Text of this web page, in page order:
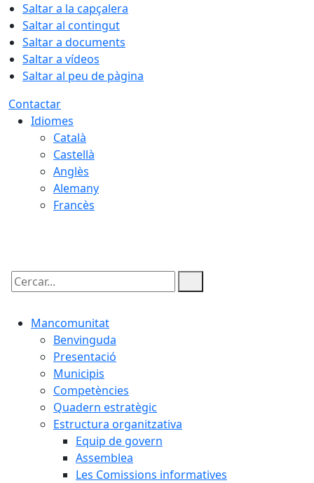
Saltar a la capçalera
Saltar al contingut
Saltar a documents
Saltar a vídeos
Saltar al peu de pàgina
Contactar
Idiomes
Català
Castellà
Anglès
Alemany
Francès
Cercar:
Mancomunitat
Benvinguda
Presentació
Municipis
Competències
Quadern estratègic
Estructura organitzativa
Equip de govern
Assemblea
Les Comissions informatives